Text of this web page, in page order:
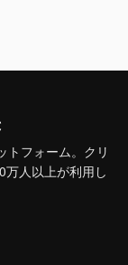
トフォーム。クリ
人以上が利用し